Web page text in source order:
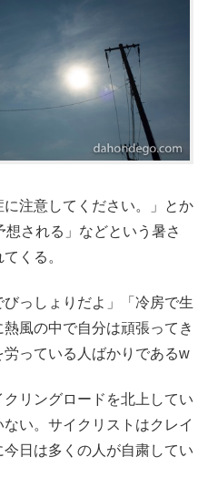
注意してください。」とか
想される」などという暑さ
くる。
っしょりだよ」「冷房で生
風の中で自分は頑張ってき
っている人ばかりであるw
リングロードを北上してい
い。サイクリストはクレイ
日は多くの人が自粛してい